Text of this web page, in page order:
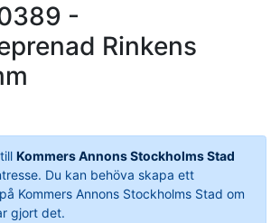
-
Rinkens
Kommers Annons Stockholms Stad
Du kan behöva skapa ett
Kommers Annons Stockholms Stad om
gjort det.